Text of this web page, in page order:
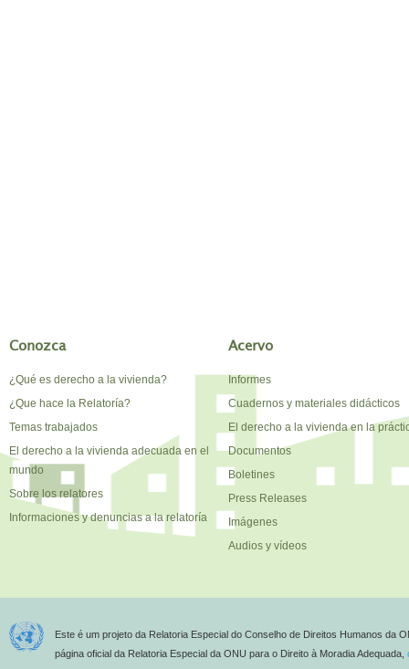
Conozca
¿Qué es derecho a la vivienda?
¿Que hace la Relatoría?
Temas trabajados
El derecho a la vivienda adecuada en el
mundo
Sobre los relatores
Informaciones y denuncias a la relatoría
Acervo
Informes
Cuadernos y materiales didácticos
El derecho a la vivienda en la
Documentos
Boletines
Press Releases
Imágenes
Audios y vídeos
Este é um projeto da Relatoria Especial do Conselho de Direitos Humanos da
página oficial da Relatoria Especial da ONU para o Direito à Moradia Adequada,